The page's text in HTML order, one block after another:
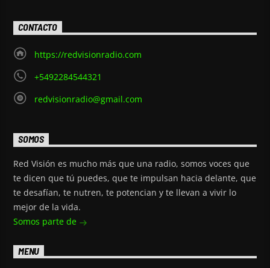
CONTACTO
https://redvisionradio.com
+5492284544321
redvisionradio@gmail.com
SOMOS
Red Visión es mucho más que una radio, somos voces que
te dicen que tú puedes, que te impulsan hacia delante, que
te desafían, te nutren, te potencian y te llevan a vivir lo
mejor de la vida.
Somos parte de
MENU